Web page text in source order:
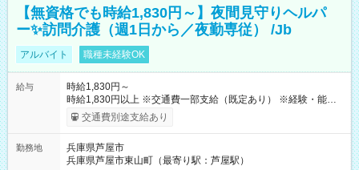
【無資格でも時給1,830円～】夜間見守りヘルパ
ー✨訪問介護（週1日から／夜勤専従） /Jb
アルバイト 職種未経験OK
給与
時給1,830円～
時給1,830円以上 ※交通費一部支給（既定あり） ※経験・能力を
考慮して決定します 【収入例】 週1回勤務の場合：1,830円×8時
間×4回=5万8,560円 週3回勤務の場合：1,830円×8時間×12回
月 ※ 雇用形態と給与に、本採用時と異なる部分があります。 雇
用形態：本採用時と同じです。 給与：時給 1,550円以上
交通費別途支給あり
勤務地
兵庫県芦屋市
兵庫県芦屋市東山町（最寄り駅：芦屋駅）